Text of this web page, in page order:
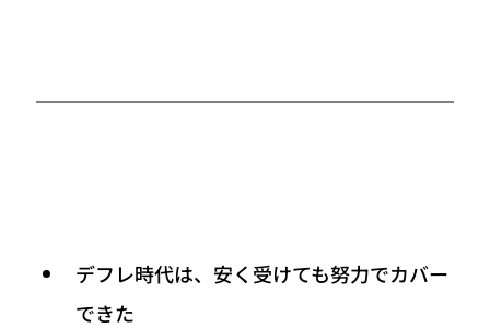
デフレ時代は、安く受けても努力でカバー
できた